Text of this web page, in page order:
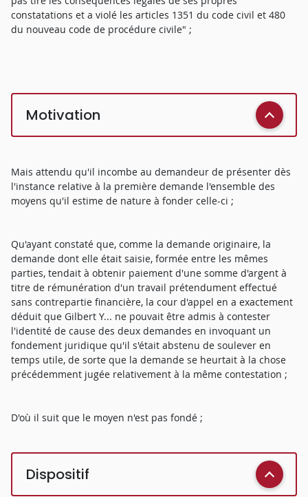
constatations et a violé les articles 1351 du code civil et 480
du nouveau code de procédure civile" ;
Motivation
Mais attendu qu'il incombe au demandeur de présenter dès
l'instance relative à la première demande l'ensemble des
moyens qu'il estime de nature à fonder celle-ci ;
Qu'ayant constaté que, comme la demande originaire, la
demande dont elle était saisie, formée entre les mêmes
parties, tendait à obtenir paiement d'une somme d'argent à
titre de rémunération d'un travail prétendument effectué
sans contrepartie financière, la cour d'appel en a exactement
déduit que Gilbert Y... ne pouvait être admis à contester
l'identité de cause des deux demandes en invoquant un
fondement juridique qu'il s'était abstenu de soulever en
temps utile, de sorte que la demande se heurtait à la chose
précédemment jugée relativement à la même contestation ;
D'où il suit que le moyen n'est pas fondé ;
Dispositif